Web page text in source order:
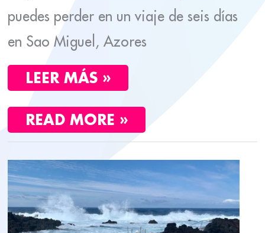
puedes perder en un viaje de seis días
en Sao Miguel, Azores
LEER MÁS »
READ MORE »
CUATRO
DÍAS
EN
TERCEIRA,
AZORES